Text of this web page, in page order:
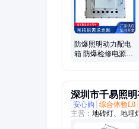
防爆照明动力配电
箱 防爆检修电源插
深圳市千易照明
安心购
综合体验L0
主营： 地砖灯、地埋
灯、户外景观灯、